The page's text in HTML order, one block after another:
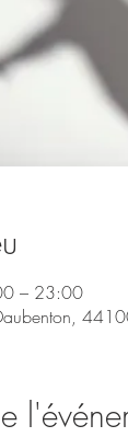
– 23:00